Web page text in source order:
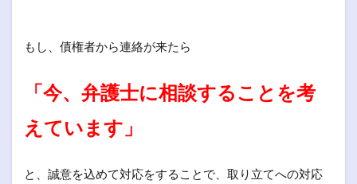
もし、債権者から連絡が来たら
「今、弁護士に相談することを考
えています」
と、誠意を込めて対応をすることで、取り立てへの対応